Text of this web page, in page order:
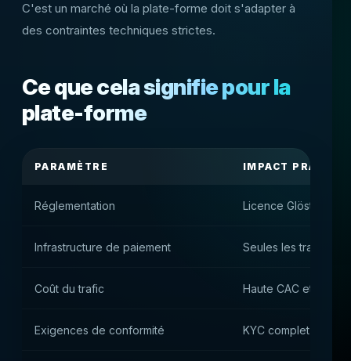
C'est un marché où la plate-forme doit s'adapter à
des contraintes techniques strictes.
Ce que cela signifie pour la
plate-forme
PARAMÈTRE IMPACT
Réglementation Licence GlöstV et
Infrastructure de paiement Seules les
Coût du trafic Haute CAC et forte
Exigences de conformité KYC complet avant